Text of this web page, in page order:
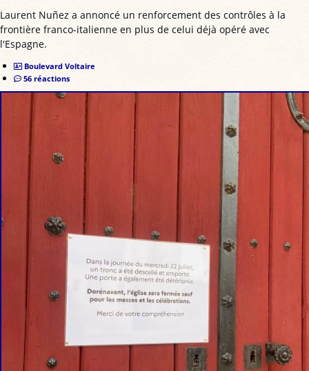
Laurent Nuñez a annoncé un renforcement des contrôles à la
frontière franco-italienne en plus de celui déjà opéré avec
l'Espagne.
Boulevard Voltaire
56 réactions